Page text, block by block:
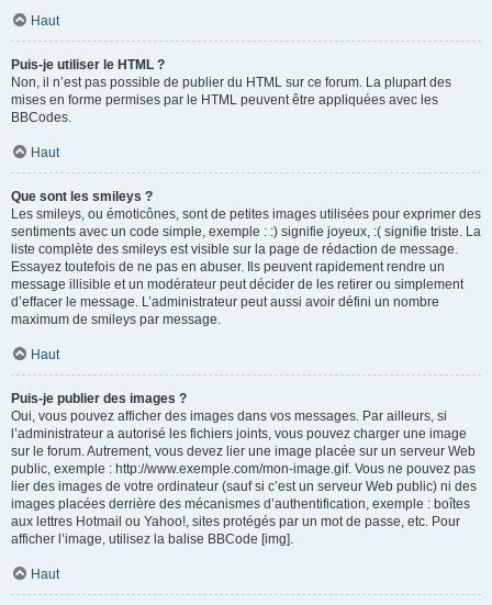
Haut
Puis-je utiliser le HTML ?
Non, il n’est pas possible de publier du HTML sur ce forum. La plupart des
mises en forme permises par le HTML peuvent être appliquées avec les
BBCodes.
Haut
Que sont les smileys ?
Les smileys, ou émoticônes, sont de petites images utilisées pour exprimer des
sentiments avec un code simple, exemple : :) signifie joyeux, :( signifie triste. La
liste complète des smileys est visible sur la page de rédaction de message.
Essayez toutefois de ne pas en abuser. Ils peuvent rapidement rendre un
message illisible et un modérateur peut décider de les retirer ou simplement
d’effacer le message. L’administrateur peut aussi avoir défini un nombre
maximum de smileys par message.
Haut
Puis-je publier des images ?
Oui, vous pouvez afficher des images dans vos messages. Par ailleurs, si
l’administrateur a autorisé les fichiers joints, vous pouvez charger une image
sur le forum. Autrement, vous devez lier une image placée sur un serveur Web
public, exemple : http://www.exemple.com/mon-image.gif. Vous ne pouvez pas
lier des images de votre ordinateur (sauf si c’est un serveur Web public) ni des
images placées derrière des mécanismes d’authentification, exemple : boîtes
aux lettres Hotmail ou Yahoo!, sites protégés par un mot de passe, etc. Pour
afficher l’image, utilisez la balise BBCode [img].
Haut